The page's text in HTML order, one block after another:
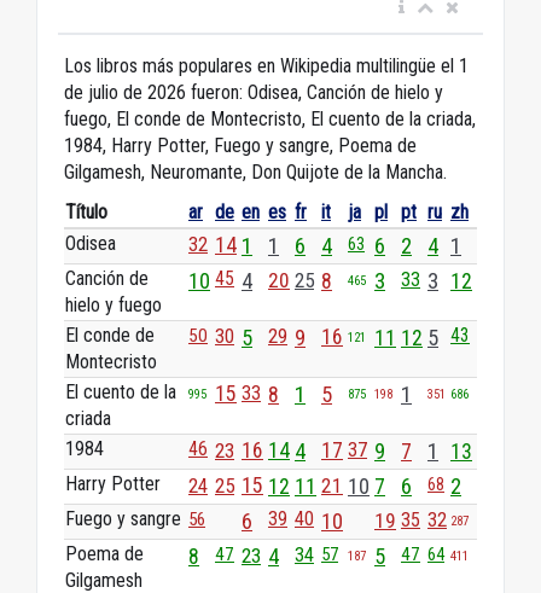
Los libros más populares en Wikipedia multilingüe el 1
de julio de 2026 fueron: Odisea, Canción de hielo y
fuego, El conde de Montecristo, El cuento de la criada,
1984, Harry Potter, Fuego y sangre, Poema de
Gilgamesh, Neuromante, Don Quijote de la Mancha.
Título
ar de en es fr it ja pl pt ru zh
Odisea
32 14 1 1 6 4 63 6 2 4 1
Canción de
hielo y fuego
10 45 4 20 25 8 465 3 33 3 12
El conde de
Montecristo
50 30 5 29 9 16 121 11 12 5 43
El cuento de la
criada
995 15 33 8 1 5 875 198 1 351 686
1984 46 23 16 14 4 17 37 9 7 1 13
Harry Potter 24 25 15 12 11 21 10 7 6 68 2
Fuego y sangre 56 6 39 40 10 19 35 32 287
Poema de
Gilgamesh
8 47 23 4 34 57 187 5 47 64 411